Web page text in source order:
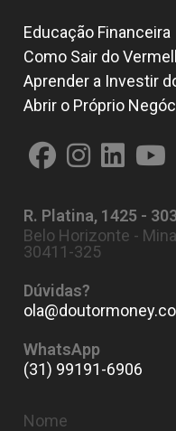
Educação
Como Sair do
Aprender a Investir
Abrir o Próprio
uma
nova
aba
uma
nova
aba
uma
nova
uma
nova
R. Platina, 1425 -
Belo Horizonte -
30411-325
Dúvidas?
WhatsApp
(31) 99191-6906
Nome